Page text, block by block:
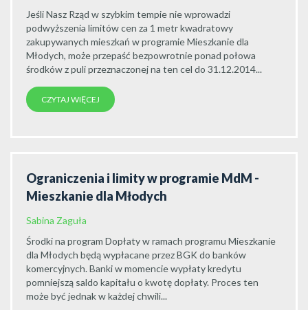
Jeśli Nasz Rząd w szybkim tempie nie wprowadzi
podwyższenia limitów cen za 1 metr kwadratowy
zakupywanych mieszkań w programie Mieszkanie dla
Młodych, może przepaść bezpowrotnie ponad połowa
środków z puli przeznaczonej na ten cel do 31.12.2014...
CZYTAJ WIĘCEJ
Ograniczenia i limity w programie MdM -
Mieszkanie dla Młodych
Sabina Zaguła
Środki na program Dopłaty w ramach programu Mieszkanie
dla Młodych będą wypłacane przez BGK do banków
komercyjnych. Banki w momencie wypłaty kredytu
pomniejszą saldo kapitału o kwotę dopłaty. Proces ten
może być jednak w każdej chwili...